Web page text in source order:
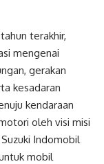
terakhir,
mengenai
gerakan
kesadaran
kendaraan
oleh visi misi
Indomobil
mobil